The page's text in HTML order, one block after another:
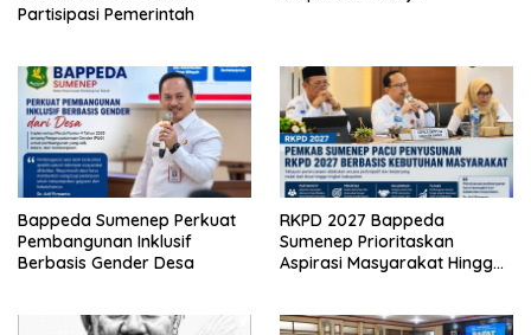
Partisipasi Pemerintah
Bappeda Sumenep Perkuat
Pembangunan Inklusif
Berbasis Gender Desa
RKPD 2027 Bappeda
Sumenep Prioritaskan
Aspirasi Masyarakat Hingga